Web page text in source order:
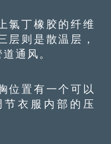
丁橡胶的纤维
层则是散温层，
通风。
置有一个可以
衣服内部的压